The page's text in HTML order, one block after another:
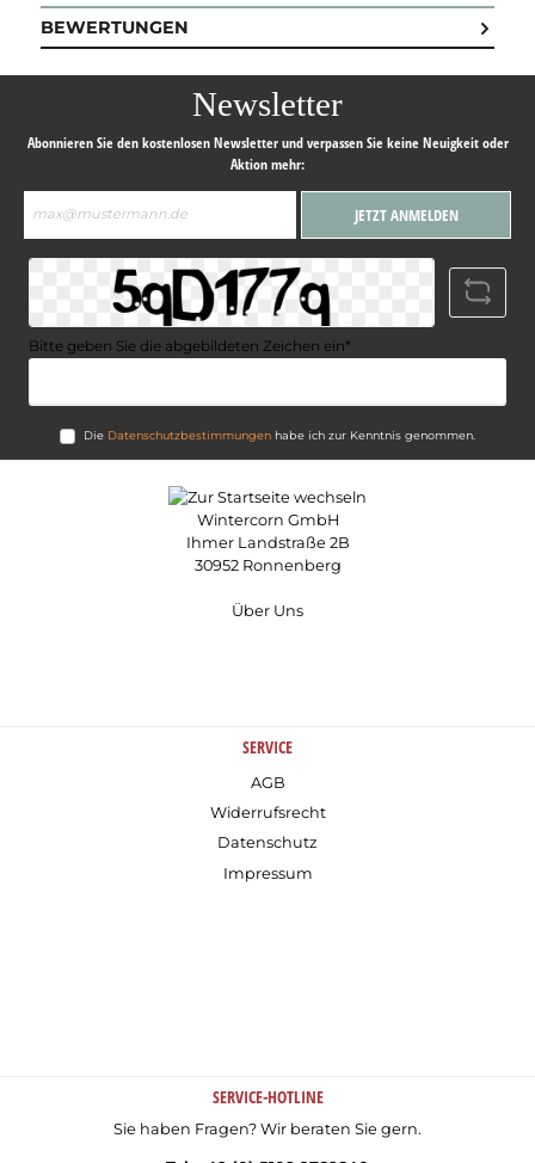
BEWERTUNGEN
Newsletter
Abonnieren Sie den kostenlosen Newsletter und verpassen Sie keine Neuigkeit oder
Aktion mehr:
Mail-
Adresse*
JETZT ANMELDEN
Bitte geben Sie die abgebildeten Zeichen ein*
Die Datenschutzbestimmungenhabe ich zur Kenntnis genommen.
Wintercorn GmbH
Ihmer Landstraße 2B
30952 Ronnenberg
Über Uns
SERVICE
AGB
Widerrufsrecht
Datenschutz
Impressum
SERVICE-HOTLINE
Sie haben Fragen? Wir beraten Sie gern.